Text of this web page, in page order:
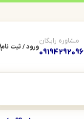
مشاوره رایگان
09194292096
ورود / ثبت نام